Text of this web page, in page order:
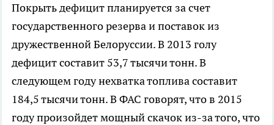
Покрыть дефицит планируется за счет
государственного резерва и поставок из
дружественной Белоруссии. В 2013 голу
дефицит составит 53,7 тысячи тонн. В
следующем году нехватка топлива составит
184,5 тысячи тонн. В ФАС говорят, что в 2015
году произойдет мощный скачок из-за того, что